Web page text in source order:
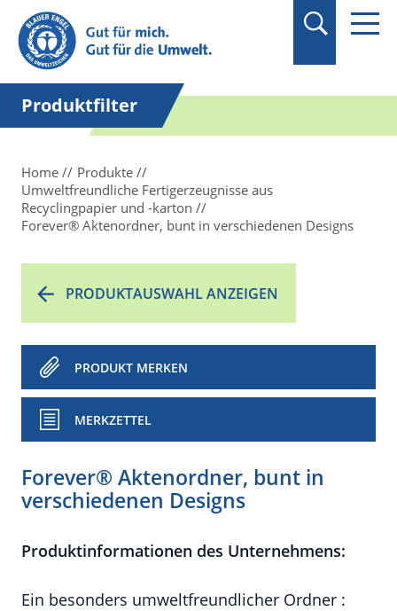
Suchbegriff in
Anführungszeichen
setzen.
Produktfilter
Home
Produkte
Umweltfreundliche Fertigerzeugnisse aus
Recyclingpapier und -karton
Forever® Aktenordner, bunt in verschiedenen Designs
PRODUKTAUSWAHL ANZEIGEN
PRODUKT MERKEN
MERKZETTEL
Forever® Aktenordner, bunt in
verschiedenen Designs
Produktinformationen des Unternehmens:
Ein besonders umweltfreundlicher Ordner :